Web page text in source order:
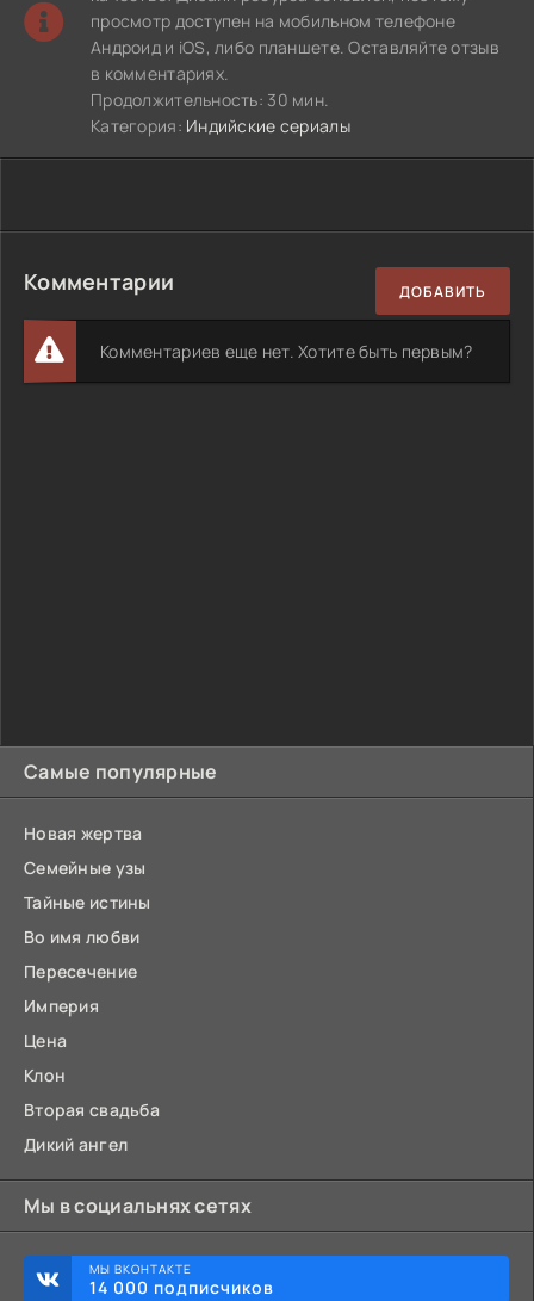
Самые популярные
Новая жертва
Семейные узы
Тайные истины
Во имя любви
Пересечение
Империя
Цена
Клон
Вторая свадьба
Дикий ангел
Мы в социальнях сетях
МЫ ВКОНТАКТЕ
14 000 подписчиков
просмотр доступен на мобильном телефоне
Андроид и iOS, либо планшете. Оставляйте отзыв
в комментариях.
Продолжительность: 30 мин.
Категория: Индийские сериалы
Комментарии ДОБАВИТЬ
Комментариев еще нет. Хотите быть первым?